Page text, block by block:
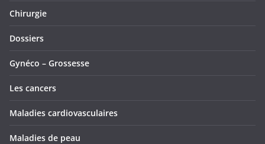
Chirurgie
Dossiers
Gynéco – Grossesse
Les cancers
Maladies cardiovasculaires
Maladies de peau